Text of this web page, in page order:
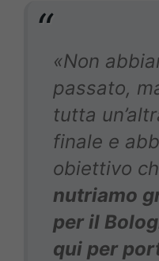
«Non
passato,
tutta
finale e
obiettivo
nutriamo
per il
qui per